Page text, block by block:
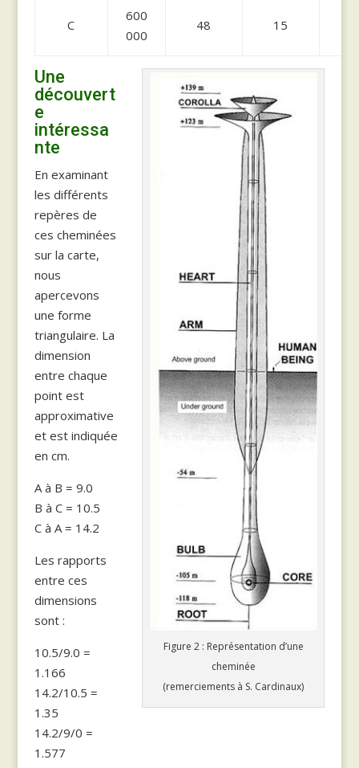
C
600
000
48 15
Figure 2 : Représentation d’une
cheminée
(remerciements à S. Cardinaux)
Une
découvert
e
intéressa
nte
En examinant
les différents
repères de
ces cheminées
sur la carte,
nous
apercevons
une forme
triangulaire. La
dimension
entre chaque
point est
approximative
et est indiquée
en cm.
A à B = 9.0
B à C = 10.5
C à A = 14.2
Les rapports
entre ces
dimensions
sont :
10.5/9.0 =
1.166
14.2/10.5 =
1.35
14.2/9/0 =
1.577